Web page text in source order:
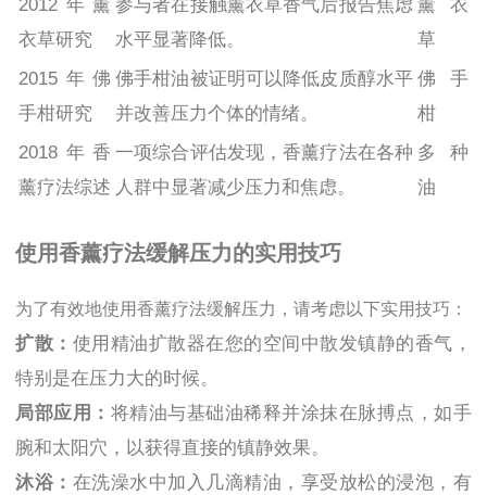
2012年薰
衣草研究
参与者在接触薰衣草香气后报告焦虑
水平显著降低。
薰衣
草
2015年佛
手柑研究
佛手柑油被证明可以降低皮质醇水平
并改善压力个体的情绪。
佛手
柑
2018年香
薰疗法综述
一项综合评估发现，香薰疗法在各种
人群中显著减少压力和焦虑。
多种
油
使用香薰疗法缓解压力的实用技巧
为了有效地使用香薰疗法缓解压力，请考虑以下实用技巧：
扩散： 使用精油扩散器在您的空间中散发镇静的香气，
特别是在压力大的时候。
局部应用： 将精油与基础油稀释并涂抹在脉搏点，如手
腕和太阳穴，以获得直接的镇静效果。
沐浴： 在洗澡水中加入几滴精油，享受放松的浸泡，有